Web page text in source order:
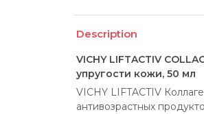
Description
VICHY LIFTACTIV
упругости кожи, 50 мл
VICHY LIFTACTIV
антивозрастных